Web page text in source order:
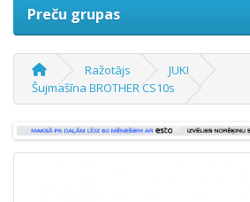
Preču grupas
Ražotājs
JUKI
Šujmašīna BROTHER CS10s